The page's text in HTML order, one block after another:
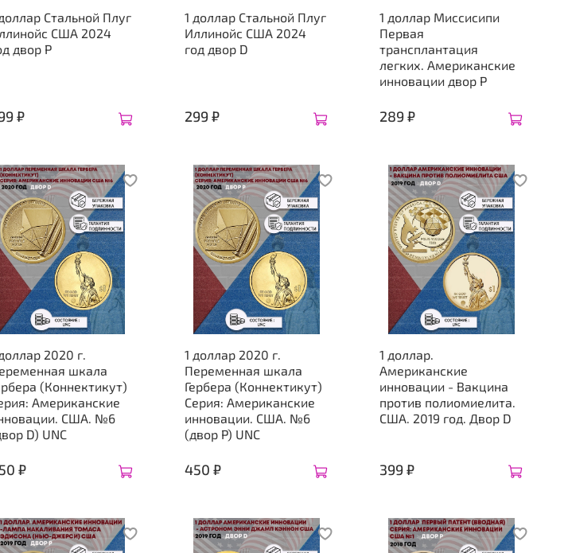
Стальной Плуг
США 2024
двор P
₽
1 доллар Стальной Плуг
Иллинойс США 2024
год двор D
299 ₽
1 доллар Миссисипи
Первая
трансплантация
легких. Американские
инновации двор P
289 ₽
2020 г.
шкала
(Коннектикут)
Американские
США. №6
D) UNC
₽
1 доллар 2020 г.
Переменная шкала
Гербера (Коннектикут)
Серия: Американские
инновации. США. №6
(двор P) UNC
450 ₽
1 доллар.
Американские
инновации - Вакцина
против полиомиелита.
США. 2019 год. Двор D
399 ₽